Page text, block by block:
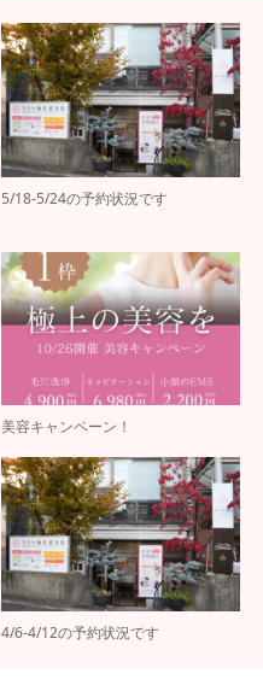
5/18-5/24の予約状況です
美容キャンペーン！
4/6-4/12の予約状況です